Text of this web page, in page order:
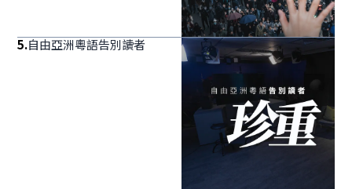
5.自由亞洲粵語告別讀者